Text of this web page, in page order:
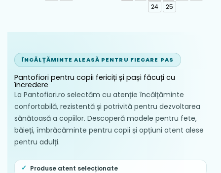
24
25
ÎNCĂLȚĂMINTE ALEASĂ PENTRU FIECARE PAS
Pantofiori pentru copii fericiți și pași făcuți cu
încredere
La Pantofiori.ro selectăm cu atenție încălțăminte
confortabilă, rezistentă și potrivită pentru dezvoltarea
sănătoasă a copiilor. Descoperă modele pentru fete,
băieți, îmbrăcăminte pentru copii și opțiuni atent alese
pentru adulți.
Produse atent selecționate